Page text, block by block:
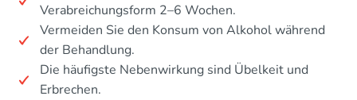
Verabreichungsform 2–6 Wochen.
Vermeiden Sie den Konsum von Alkohol während
der Behandlung.
Die häufigste Nebenwirkung sind Übelkeit und
Erbrechen.